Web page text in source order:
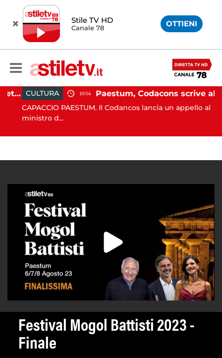
Stile TV HD
Canale 78 OTTIENI
Martina Carbonaro, braccialetto elettronico per i genitori della 14enne uccisa dall'ex CULTURA 10:54 Paestum, Codacons scrive al ministro Giuli: "Rilanciare scavi dell'Anfiteatro nell'area archeologica"
CAPACCIO PAESTUM. Il Codancos lancia un appello al
ministro d...
Festival Mogol Battisti 2023 -
Finale